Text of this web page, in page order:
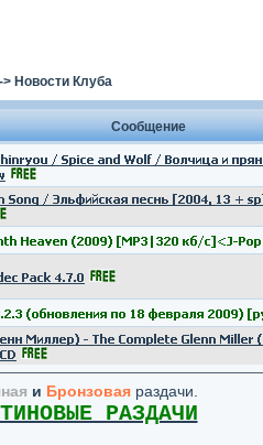
Новости Клуба
Сообщение
и Бронзоваяраздачи.
РАЗДАЧИ